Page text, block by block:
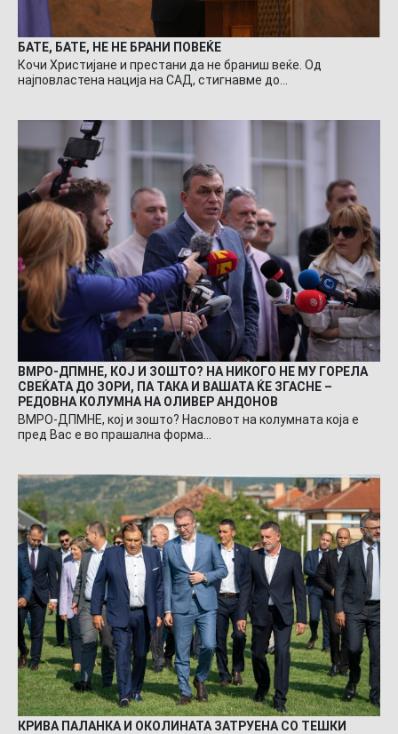
БАТЕ, БАТЕ, НЕ НЕ БРАНИ ПОВЕЌЕ
Кочи Христијане и престани да не браниш веќе. Од
најповластена нација на САД, стигнавме до…
ВМРО-ДПМНЕ, КОЈ И ЗОШТО? НА НИКОГО НЕ МУ ГОРЕЛА
СВЕЌАТА ДО ЗОРИ, ПА ТАКА И ВАШАТА ЌЕ ЗГАСНЕ –
РЕДОВНА КОЛУМНА НА ОЛИВЕР АНДОНОВ
ВМРО-ДПМНЕ, кој и зошто? Насловот на колумната која е
пред Вас е во прашална форма…
КРИВА ПАЛАНКА И ОКОЛИНАТА ЗАТРУЕНА СО ТЕШКИ